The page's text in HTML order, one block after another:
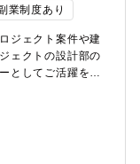
業制度あり
ジェクト案件や建
ェクトの設計部の
としてご活躍を頂
ドサイド店舗など
門アセットではな
。◇建築事業(非住
大和ハウス工業で